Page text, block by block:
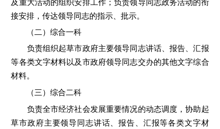
及重大活动的组织安排工作；负责领导同志政务活动的衔
接安排，传达领导同志的指示、批示。
（二）综合一科
负责组织起草市政府主要领导同志讲话、报告、汇报
等各类文字材料以及市政府领导同志交办的其他文字综合
材料。
（三）综合二科
负责全市经济社会发展重要情况的动态调度，协助起
草市政府主要领导同志讲话、报告、汇报等各类文字材